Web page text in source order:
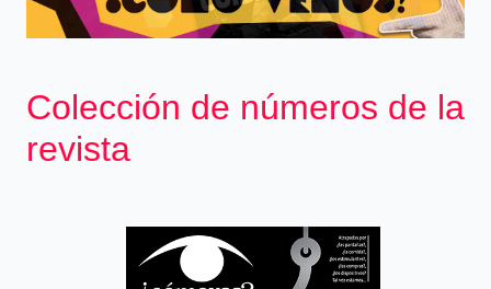
Colección de números de la
revista